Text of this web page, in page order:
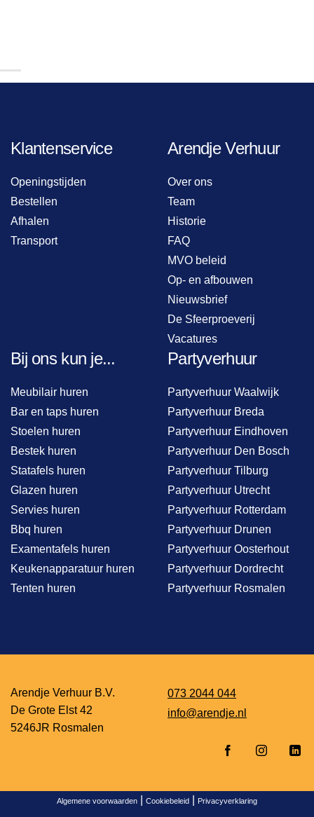
Klantenservice
Openingstijden
Bestellen
Afhalen
Transport
Arendje Verhuur
Over ons
Team
Historie
FAQ
MVO beleid
Op- en afbouwen
Nieuwsbrief
De Sfeerproeverij
Vacatures
Bij ons kun je...
Meubilair huren
Bar en taps huren
Stoelen huren
Bestek huren
Statafels huren
Glazen huren
Servies huren
Bbq huren
Examentafels huren
Keukenapparatuur huren
Tenten huren
Partyverhuur
Partyverhuur Waalwijk
Partyverhuur Breda
Partyverhuur Eindhoven
Partyverhuur Den Bosch
Partyverhuur Tilburg
Partyverhuur Utrecht
Partyverhuur Rotterdam
Partyverhuur Drunen
Partyverhuur Oosterhout
Partyverhuur Dordrecht
Partyverhuur Rosmalen
Arendje Verhuur B.V.
De Grote Elst 42
5246JR Rosmalen
073 2044 044
info@arendje.nl
Algemene voorwaarden Cookiebeleid Privacyverklaring